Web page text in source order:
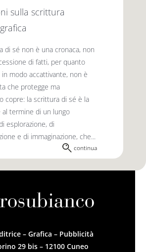
sulla scrittura
di sé non è una cronaca, non
di fatti, per quanto
modo accattivante, non è
che protegge ma
copre: la scrittura di sé è la
al termine di un lungo
esplorazione, di
e di immaginazione, che...
continua
– Grafica – Pubblicità
29 bis – 12100 Cuneo